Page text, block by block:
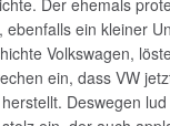
ebenfalls ein kleiner
Volkswagen,
ein, dass VW
Deswegen